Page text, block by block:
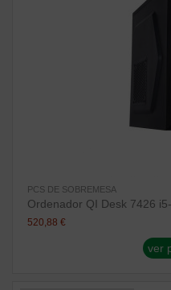
PCS DE SOBREMESA
Ordenador QI Desk 7426
520,88 €
ver